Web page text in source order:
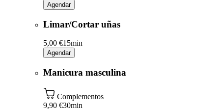
Agendar
Limar/Cortar uñas
5,00 €15min
Agendar
Manicura masculina
Complementos
9,90 €30min